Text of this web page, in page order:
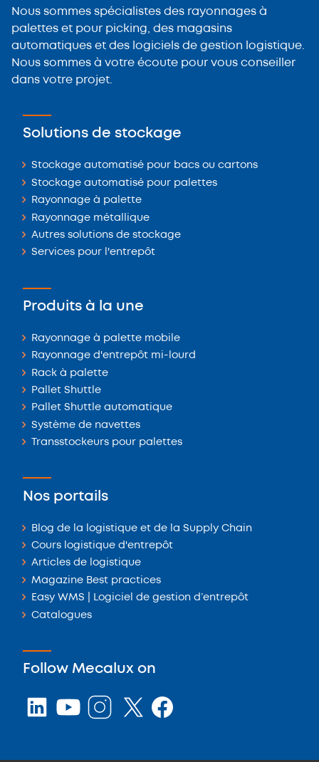
Nous sommes spécialistes des rayonnages à
palettes et pour picking, des magasins
automatiques et des logiciels de gestion logistique.
Nous sommes à votre écoute pour vous conseiller
dans votre projet.
Solutions de stockage
Stockage automatisé pour bacs ou cartons
Stockage automatisé pour palettes
Rayonnage à palette
Rayonnage métallique
Autres solutions de stockage
Services pour l'entrepôt
Produits à la une
Rayonnage à palette mobile
Rayonnage d'entrepôt mi-lourd
Rack à palette
Pallet Shuttle
Pallet Shuttle automatique
Système de navettes
Transstockeurs pour palettes
Nos portails
Blog de la logistique et de la Supply Chain
Cours logistique d'entrepôt
Articles de logistique
Magazine Best practices
Easy WMS | Logiciel de gestion d’entrepôt
Catalogues
Follow Mecalux on